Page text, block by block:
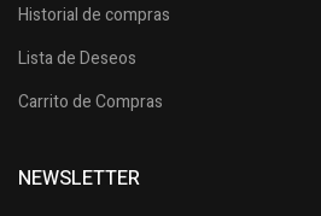
Historial de compras
Lista de Deseos
Carrito de Compras
NEWSLETTER